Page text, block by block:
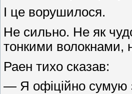
І це ворушилося.
Не сильно. Не як
тонкими волокнами,
Раен тихо сказав:
— Я офіційно сумую